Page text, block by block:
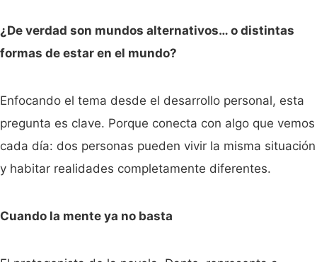
¿De verdad son mundos alternativos… o distintas
formas de estar en el mundo?
Enfocando el tema desde el desarrollo personal, esta
pregunta es clave. Porque conecta con algo que vemos
cada día: dos personas pueden vivir la misma situación
y habitar realidades completamente diferentes.
Cuando la mente ya no basta